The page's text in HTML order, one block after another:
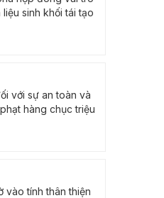
sinh khối tái tạo
với sự an toàn và
hàng chục triệu
vào tính thân thiện